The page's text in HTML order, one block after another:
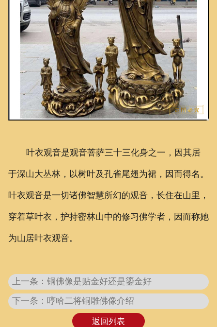
叶衣观音是观音菩萨三十三化身之一，因其居
于深山大丛林，以树叶及孔雀尾翅为裙，因而得名。
叶衣观音是一切诸佛智慧所幻的观音，长住在山里，
穿着草叶衣，护持密林山中的修习佛学者，因而称她
为山居叶衣观音。
上一条：铜佛像是贴金好还是鎏金好
下一条：哼哈二将铜雕佛像介绍
返回列表